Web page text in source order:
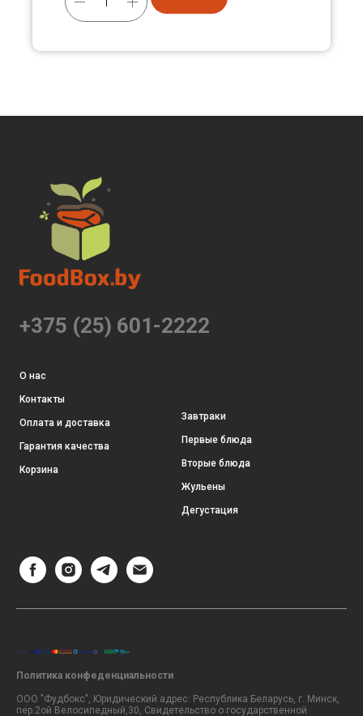
+375 (25) 601-2222
О нас
Контакты
Оплата и доставка
Гарантия качества
Корзина
Завтраки
Первые блюда
Вторые блюда
Жульены
Дегустация
Политика конфеденциальности
ООО "Фудбокс", Юридический адрес: Республика Беларусь, г. Минск,
пер.2ой Велосипедный,30, Свидетельство о государственной